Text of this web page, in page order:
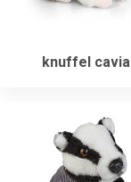
knuffel cavia